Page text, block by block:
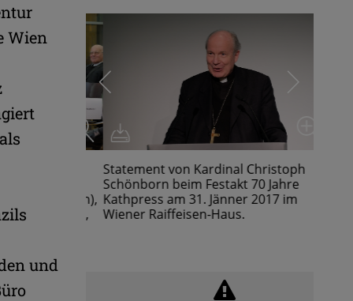
Wien
und
Schipka,
Statement von Kardinal Christoph
Schönborn beim Festakt 70 Jahre
Kathpress am 31. Jänner 2017 im
Wiener Raiffeisen-Haus.